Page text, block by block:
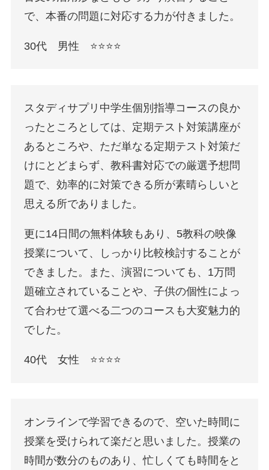
で、本番の問題に対応する力が付きました。
30代 男性 ⭐️⭐️⭐️⭐️
スタディサプリ中学生個別指導コースの良か
ったところとしては、定期テスト対策講座が
あるところや、ただ単なる定期テスト対策だ
けにとどまらず、教科書対応での厳選予想問
題で、効率的に対策できる所が素晴らしいと
思える所でありました。
更に14日間の無料体験もあり、5教科の映像
授業について、しっかり比較検討することが
できました。また、演習についても、1万問
題確立されていることや、子供の個性によっ
て合わせて選べる二つのコースも大変魅力的
でした。
40代 女性 ⭐️⭐️⭐️⭐️
オンラインで学習できるので、空いた時間に
授業を受けられて楽だと思いました。授業の
時間が数分のものあり、忙しくても時間をと